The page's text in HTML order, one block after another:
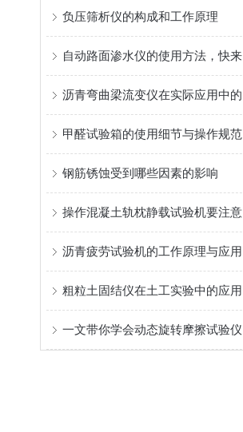
负压筛析仪的构成和工作原理
甲醛试验箱的使用细节与操作规范
钢筋锈蚀受到哪些因素的影响
粗粒土固结仪在土工实验中的应用